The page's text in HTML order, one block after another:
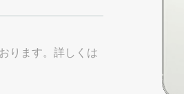
ります。詳しくは